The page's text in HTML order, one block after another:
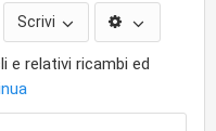
Scrivi
e relativi ricambi ed